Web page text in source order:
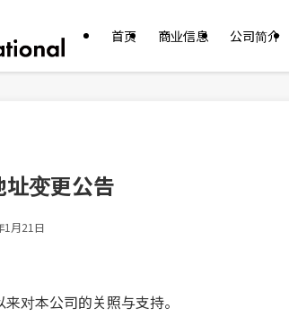
首页 商业信息 公司简介
址变更公告
1月21日
对本公司的关照与支持。